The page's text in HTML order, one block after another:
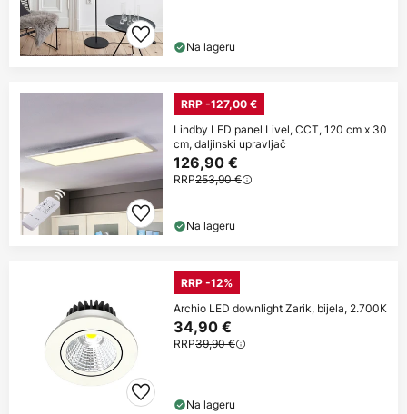
Na lageru
RRP -127,00 €
Lindby LED panel Livel, CCT, 120 cm x 30
cm, daljinski upravljač
126,90 €
RRP253,90 €
Na lageru
RRP -12%
Archio LED downlight Zarik, bijela, 2.700K
34,90 €
RRP39,90 €
Na lageru